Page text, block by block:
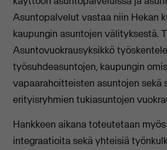
Asuntopalvelut vastaa niin Hekan
kaupungin asuntojen välityksestä.
Asuntovuokrausyksikkö
työsuhdeasuntojen, kaupungin
vapaarahoitteisten asuntojen sekä
erityisryhmien tukiasuntojen
Hankkeen aikana toteutetaan
integraatioita sekä yhteisiä